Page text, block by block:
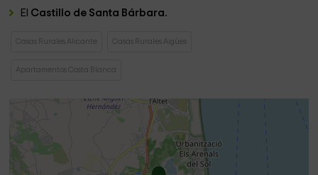
El Castillo de Santa Bárbara.
Casas Rurales Alicante Casas Rurales Aigües
Apartamentos Costa Blanca